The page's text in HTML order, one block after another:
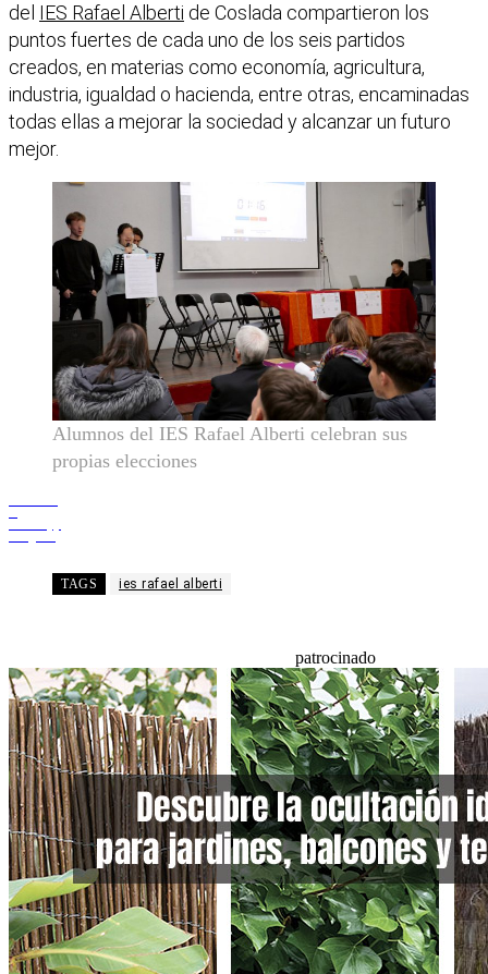
del IES Rafael Alberti de Coslada compartieron los
puntos fuertes de cada uno de los seis partidos
creados, en materias como economía, agricultura,
industria, igualdad o hacienda, entre otras, encaminadas
todas ellas a mejorar la sociedad y alcanzar un futuro
mejor.
Alumnos del IES Rafael Alberti celebran sus
propias elecciones
TAGS ies rafael alberti
patrocinado